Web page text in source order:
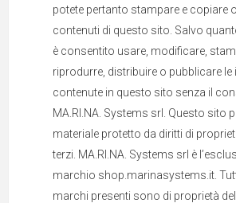
potete pertanto stampare e copiare
contenuti di questo sito. Salvo
è consentito usare, modificare,
riprodurre, distribuire o pubblicare
contenute in questo sito senza il
MA.RI.NA. Systems srl. Questo sito
materiale protetto da diritti di
terzi. MA.RI.NA. Systems srl è
marchio shop.marinasystems.it.
marchi presenti sono di proprietà